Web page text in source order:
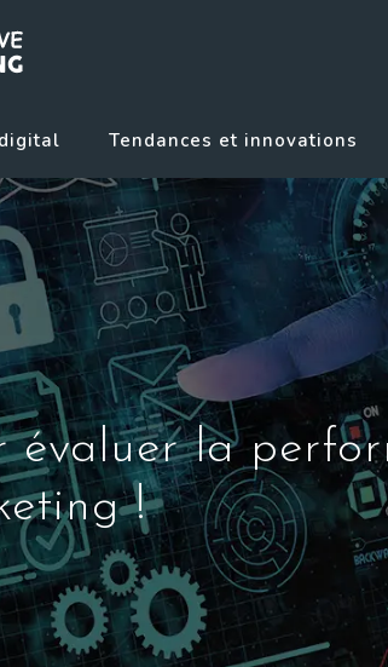
Tendances et innovations
la
!